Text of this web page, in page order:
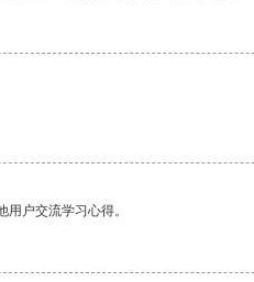
户交流学习心得。